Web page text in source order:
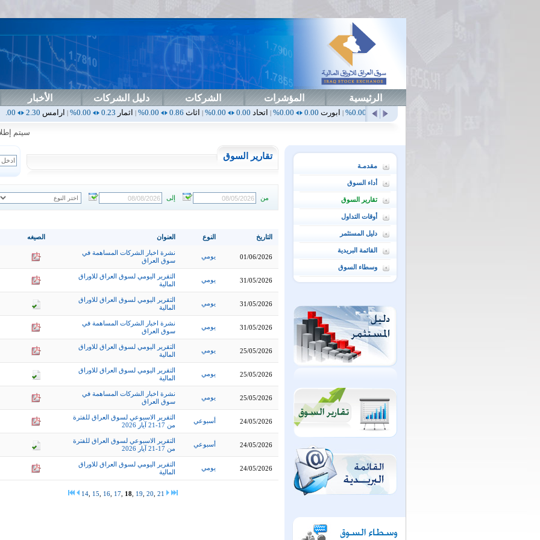
الرئيسية المؤشرات الشركات دليل الشركات الأخبار
ابورت0.00
0.00%
|اتحاد0.00
0.00%
|اثاث0.86
0.00%
|اثمار0.23
0.00%
|ارامس2.30
0.00%
|اربيل0.00
سيتم
مقدمـة
أداء السوق
تقارير السوق
أوقات التداول
دليل المستثمر
القائمة البريدية
وسطاء السوق
تقارير السوق
من إلى
الصيغه العنوان النوع التاريخ
نشرة اخبار الشركات المساهمة في
سوق العراق
يومي 01/06/2026
التقرير اليومي لسوق العراق للاوراق
المالية
يومي 31/05/2026
التقرير اليومي لسوق العراق للاوراق
المالية
يومي 31/05/2026
نشرة اخبار الشركات المساهمة في
سوق العراق
يومي 31/05/2026
التقرير اليومي لسوق العراق للاوراق
المالية
يومي 25/05/2026
التقرير اليومي لسوق العراق للاوراق
المالية
يومي 25/05/2026
نشرة اخبار الشركات المساهمة في
سوق العراق
يومي 25/05/2026
التقرير الاسبوعي لسوق العراق للفترة
من 17-21 آيار 2026
أسبوعي 24/05/2026
التقرير الاسبوعي لسوق العراق للفترة
من 17-21 آيار 2026
أسبوعي 24/05/2026
التقرير اليومي لسوق العراق للاوراق
المالية
يومي 24/05/2026
14 15 16 17 18 19 20 21